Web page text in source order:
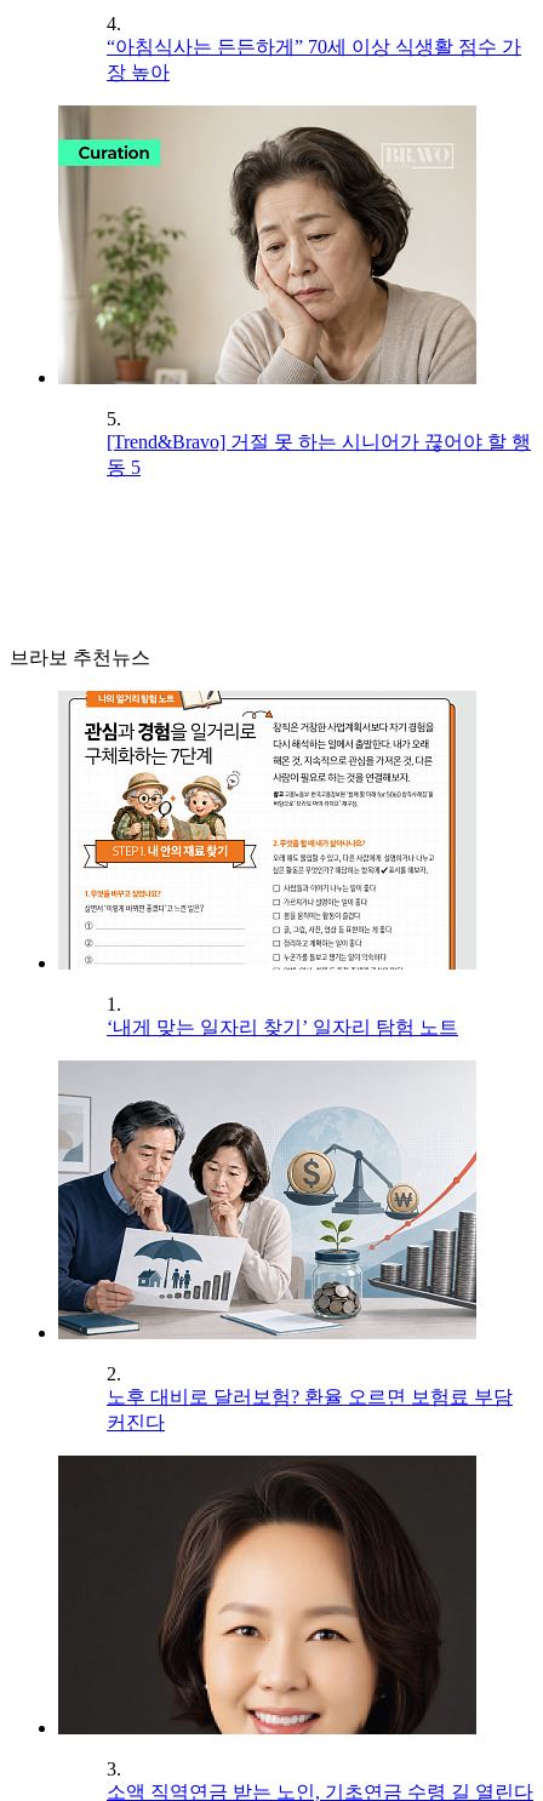
4.
“아침식사는 든든하게” 70세 이상 식생활 점수 가
장 높아
5.
[Trend&Bravo] 거절 못 하는 시니어가 끊어야 할 행
동 5
브라보 추천뉴스
1.
‘내게 맞는 일자리 찾기’ 일자리 탐험 노트
2.
노후 대비로 달러보험? 환율 오르면 보험료 부담
커진다
3.
소액 직역연금 받는 노인, 기초연금 수령 길 열린다